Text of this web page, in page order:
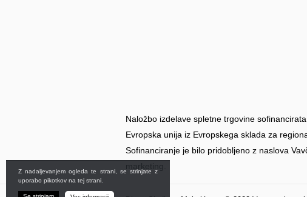
Naložbo izdelave spletne trgovine
Evropska unija iz Evropskega sklada za
Sofinanciranje je bilo pridobljeno z naslova
marketing.
Z nadaljevanjem ogleda te strani, se strinjate z
uporabo pikotkov na tej strani.